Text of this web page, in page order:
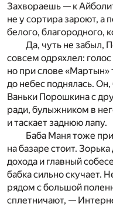
Захвораешь — к
не у сортира зароют, а
белого, благородного,
Да, чуть не забыл,
совсем одряхлел:
но при слове «Мартын»
до небес поднялась.
Ваньки Порошкина с
ради, булыжником в
и таскает заднюю лапу.
Баба Маня тоже
на базаре стоит.
дохода и главный
бабка сильно скучает.
рядом с большой
сплетничают, —